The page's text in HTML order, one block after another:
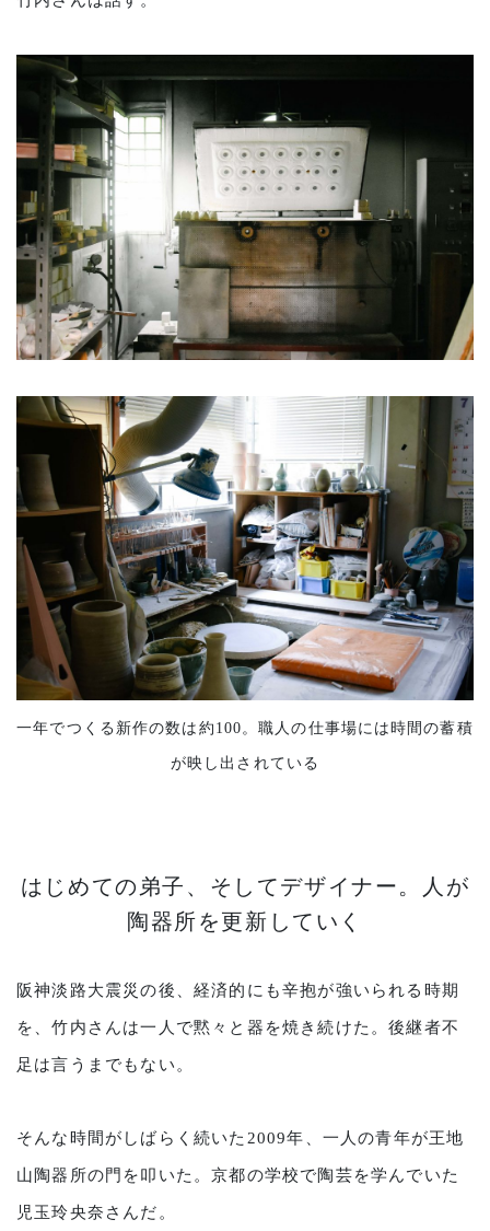
一年でつくる新作の数は約100。職人の仕事場には時間の蓄積
が映し出されている
はじめての弟子、そしてデザイナー。人が
陶器所を更新していく
阪神淡路大震災の後、経済的にも辛抱が強いられる時期
を、竹内さんは一人で黙々と器を焼き続けた。後継者不
足は言うまでもない。
そんな時間がしばらく続いた2009年、一人の青年が王地
山陶器所の門を叩いた。京都の学校で陶芸を学んでいた
児玉玲央奈さんだ。